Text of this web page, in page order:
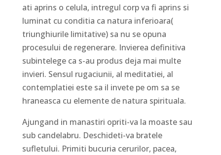
ati aprins o celula, intregul corp va fi aprins si
luminat cu conditia ca natura inferioara(
triunghiurile limitative) sa nu se opuna
procesului de regenerare. Invierea definitiva
subintelege ca s-au produs deja mai multe
invieri. Sensul rugaciunii, al meditatiei, al
contemplatiei este sa il invete pe om sa se
hraneasca cu elemente de natura spirituala.
Ajungand in manastiri opriti-va la moaste sau
sub candelabru. Deschideti-va bratele
sufletului. Primiti bucuria cerurilor, pacea,